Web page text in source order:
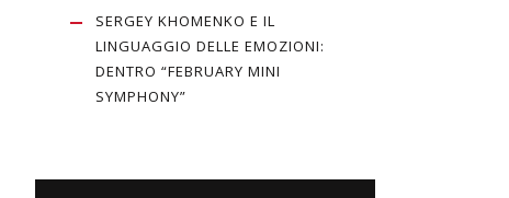
SERGEY KHOMENKO E IL
LINGUAGGIO DELLE EMOZIONI:
DENTRO “FEBRUARY MINI
SYMPHONY”